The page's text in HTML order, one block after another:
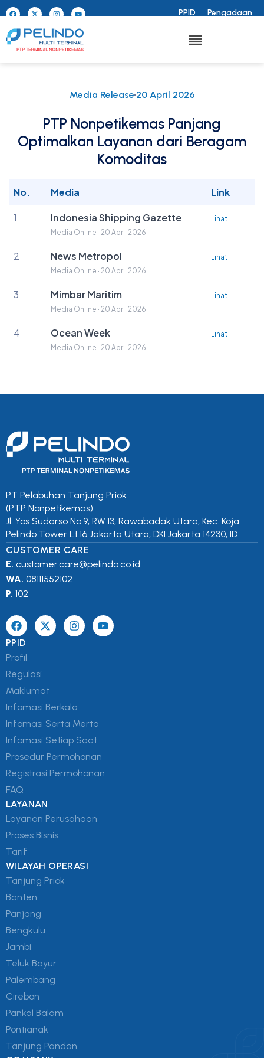
PPID Pengadaan
Media Release20 April 2026
PTP Nonpetikemas Panjang
Optimalkan Layanan dari Beragam
Komoditas
No. Media Link
1 Indonesia Shipping Gazette
Media Online · 20 April 2026
Lihat
2 News Metropol
Media Online · 20 April 2026
Lihat
3 Mimbar Maritim
Media Online · 20 April 2026
Lihat
4 Ocean Week
Media Online · 20 April 2026
Lihat
PT Pelabuhan Tanjung Priok
(PTP Nonpetikemas)
Jl. Yos Sudarso No.9, RW.13, Rawabadak Utara, Kec. Koja
Pelindo Tower Lt.16 Jakarta Utara, DKI Jakarta 14230, ID
CUSTOMER CARE
E. customer.care@pelindo.co.id
WA. 08111552102
P. 102
PPID
Profil
Regulasi
Maklumat
Infomasi Berkala
Infomasi Serta Merta
Infomasi Setiap Saat
Prosedur Permohonan
Registrasi Permohonan
FAQ
LAYANAN
Layanan Perusahaan
Proses Bisnis
Tarif
WILAYAH OPERASI
Tanjung Priok
Banten
Panjang
Bengkulu
Jambi
Teluk Bayur
Palembang
Cirebon
Pankal Balam
Pontianak
Tanjung Pandan